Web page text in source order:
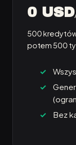
0 USD
500
potem 500
Bez